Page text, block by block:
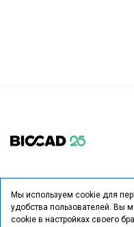
Курс на выздоровление
Мы используем cookie для
удобства пользователей. Вы
cookie в настройках своего